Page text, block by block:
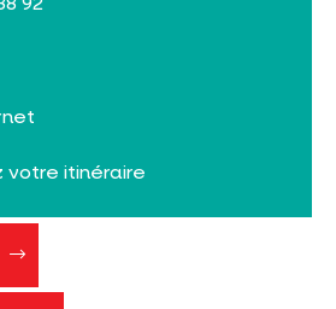
votre itinéraire